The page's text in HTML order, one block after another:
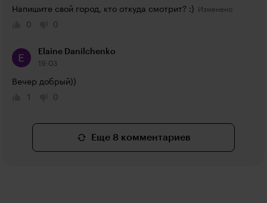
Напишите свой город, кто откуда смотрит? :)
0
0
Elaine Danilchenko
19:03
Вечер добрый))
1
0
Еще 8 комментариев